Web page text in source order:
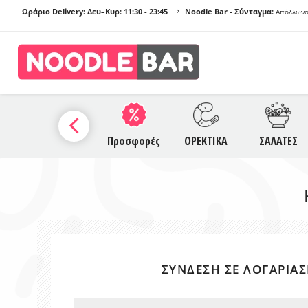
Ωράριο Delivery: Δευ–Κυρ: 11:30 - 23:45 Noodle Bar - Σύνταγμα:
SAUCES Προσφορές ΟΡΕΚΤΙΚΑ ΣΑΛΑΤΕΣ
ΣΎΝΔΕΣΗ ΣΕ